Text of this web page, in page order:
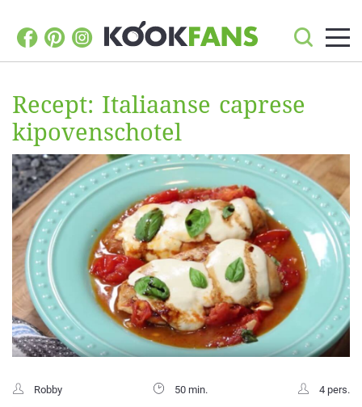
Recept: Italiaanse caprese
kipovenschotel
Robby 50 min. 4 pers.